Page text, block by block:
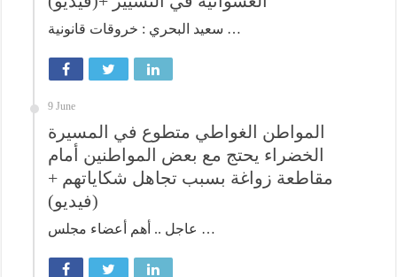
سعيد البحري : خروقات قانونية …
9 June
المواطن الغواطي متطوع في المسيرة
الخضراء يحتج مع بعض المواطنين أمام
مقاطعة زواغة بسبب تجاهل شكاياتهم +
(فيديو)
عاجل .. أهم أعضاء مجلس …